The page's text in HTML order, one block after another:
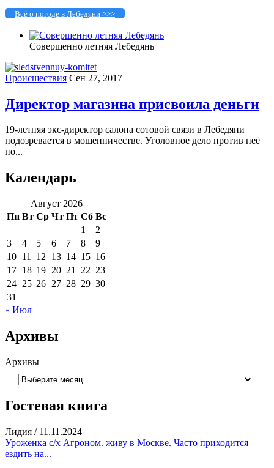
Всё о погоде в Лебедяни >>>
Совершенно летняя Лебедянь
Происшествия Сен 27, 2017
Директор магазина присвоила деньги
19-летняя экс-директор салона сотовой связи в Лебедяни
подозревается в мошенничестве. Уголовное дело против неё
по...
Календарь
Август 2026
Пн Вт Ср Чт Пт Сб Вс
1
2
3
4 5 6 7 8
9
10 11 12 13 14 15 16
17 18 19 20 21 22 23
24 25 26 27 28 29 30
31
« Июл
Архивы
Архивы
Гостевая книга
Лидия / 11.11.2024
Уроженка с/х Агроном. живу в Москве. Часто приходится
ездить на...